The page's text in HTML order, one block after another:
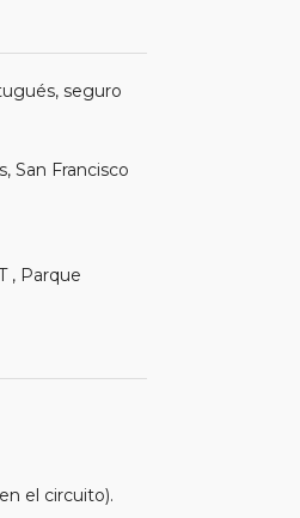
seguro
San Francisco
, Parque
el circuito).